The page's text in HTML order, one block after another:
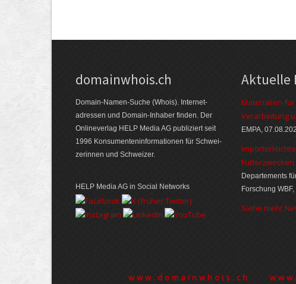
domainwhois.ch
Domain-Namen-Suche (Whois). Internet­
adressen und Domain-Inhaber finden. Der
Online­verlag HELP Media AG publiziert seit
1996 Konsumenten­informationen für Schwei­
zerinnen und Schweizer.
HELP Media AG in Social Networks
Aktuelle
Materialien
Verarbeitung
EMPA,
Futterzwecken
Departements
Forschung
Siehe mehr
www.domainwhois.ch